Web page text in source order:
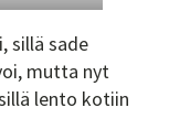
sillä sade
mutta nyt
lento kotiin